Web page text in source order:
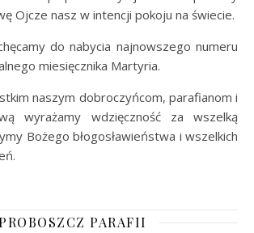
Ojcze nasz w intencji pokoju na świecie.
do nabycia najnowszego numeru
miesięcznika Martyria.
naszym dobroczyńcom, parafianom i
wyrażamy wdzięczność za wszelką
Bożego błogosławieństwa i wszelkich
PROBOSZCZ PARAFII